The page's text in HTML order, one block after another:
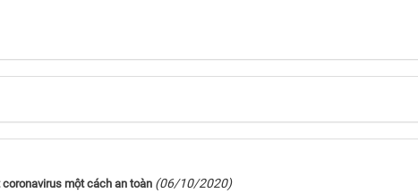
một cách an toàn (06/10/2020)